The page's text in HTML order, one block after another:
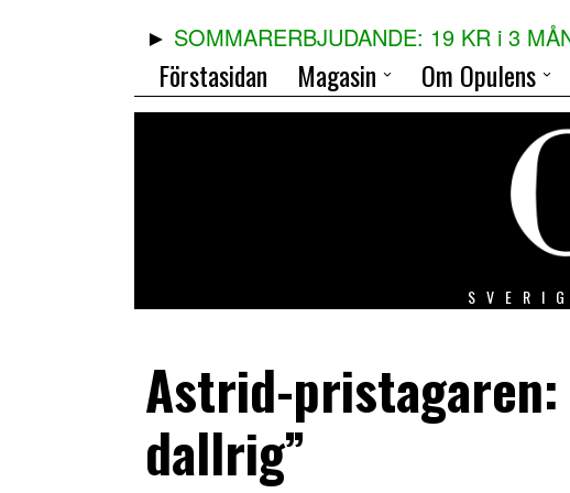
SOMMARERBJUDANDE: 19 KR i 3
Förstasidan Magasin Om Opulens
Astrid-
dallrig”